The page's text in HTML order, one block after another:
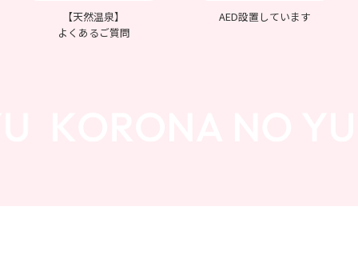
【天然温泉】
よくあるご質問
AED設置しています